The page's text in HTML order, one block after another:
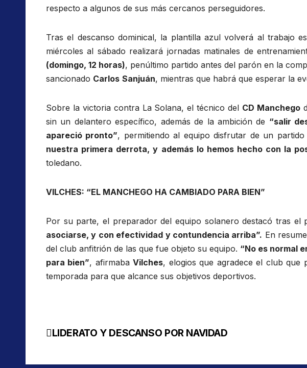
respecto a algunos de sus más cercanos perseguidores.
Tras el descanso dominical, la plantilla azul volverá al trabajo
miércoles al sábado realizará jornadas matinales de
(domingo, 12 horas), penúltimo partido antes del parón en la
sancionado Carlos Sanjuán, mientras que habrá que esperar la
Sobre la victoria contra La Solana, el técnico del CD Manchego
sin un delantero específico, además de la ambición de “salir
apareció pronto”, permitiendo al equipo disfrutar de un partido
nuestra primera derrota, y además lo hemos hecho con la
toledano.
VILCHES: “EL MANCHEGO HA CAMBIADO PARA BIEN”
Por su parte, el preparador del equipo solanero destacó tras el
asociarse, y con efectividad y contundencia arriba”. En
del club anfitrión de las que fue objeto su equipo. “No es normal
para bien”, afirmabaVilches, elogios que agradece el club que
temporada para que alcance sus objetivos deportivos.
Navegación
LIDERATO Y DESCANSO POR NAVIDAD